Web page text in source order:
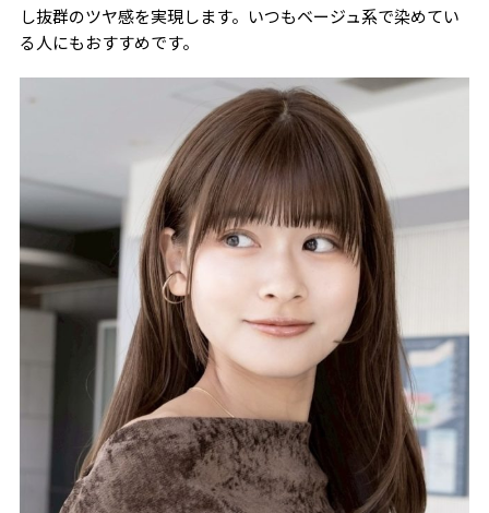
し抜群のツヤ感を実現します。いつもベージュ系で染めてい
る人にもおすすめです。